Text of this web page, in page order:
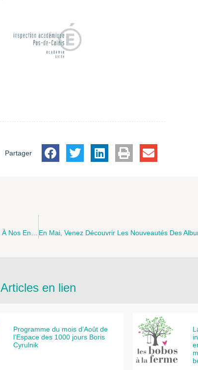
Partager
Articles en lien
Programme du mois d’Août de
l’Espace des 1000 jours Boris
Cyrulnik